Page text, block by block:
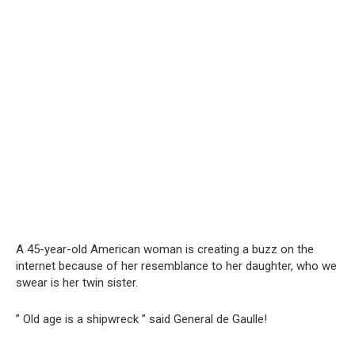
A 45-year-old American woman is creating a buzz on the
internet because of her resemblance to her daughter, who we
swear is her twin sister.
” Old age is a shipwreck ” said General de Gaulle!